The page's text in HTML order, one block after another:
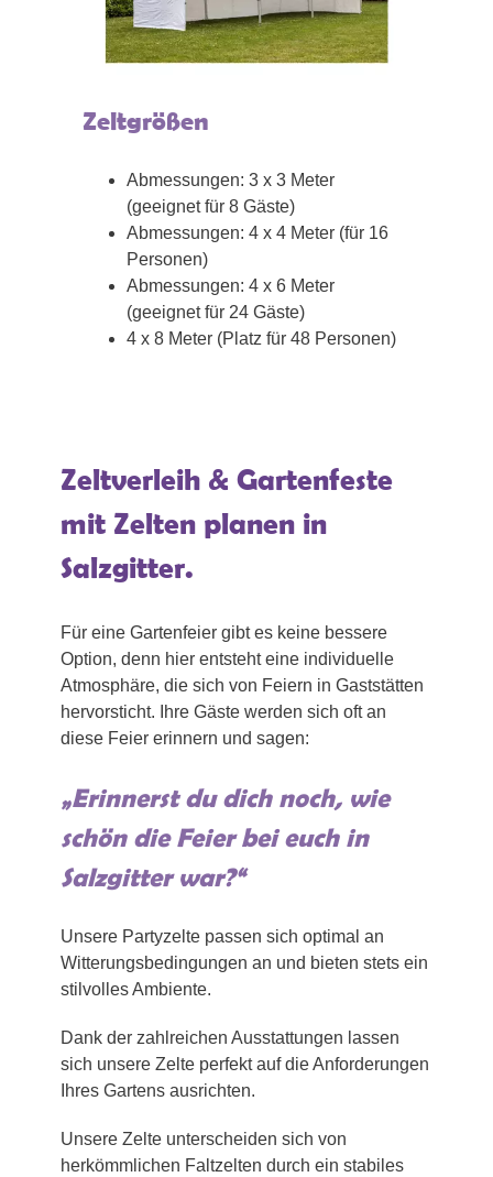
Zeltgrößen
Abmessungen: 3 x 3 Meter
(geeignet für 8 Gäste)
Abmessungen: 4 x 4 Meter (für 16
Personen)
Abmessungen: 4 x 6 Meter
(geeignet für 24 Gäste)
4 x 8 Meter (Platz für 48 Personen)
Zeltverleih & Gartenfeste
mit Zelten planen in
Salzgitter.
Für eine Gartenfeier gibt es keine bessere
Option, denn hier entsteht eine individuelle
Atmosphäre, die sich von Feiern in Gaststätten
hervorsticht. Ihre Gäste werden sich oft an
diese Feier erinnern und sagen:
„Erinnerst du dich noch, wie
schön die Feier bei euch in
Salzgitter war?“
Unsere Partyzelte passen sich optimal an
Witterungsbedingungen an und bieten stets ein
stilvolles Ambiente.
Dank der zahlreichen Ausstattungen lassen
sich unsere Zelte perfekt auf die Anforderungen
Ihres Gartens ausrichten.
Unsere Zelte unterscheiden sich von
herkömmlichen Faltzelten durch ein stabiles